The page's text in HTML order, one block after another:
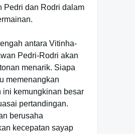
Pedri dan Rodri dalam
antara Vitinha-
Pedri-Rodri akan
menarik. Siapa
memenangkan
ini kemungkinan besar
pertandingan.
berusaha
kecepatan sayap